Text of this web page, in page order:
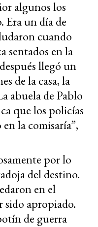
algunos los
Era un día de
cuando
sentados en la
llegó un
de la casa, la
abuela de Pablo
que los policías
la comisaría”,
por lo
del destino.
en el
sido apropiado.
de guerra